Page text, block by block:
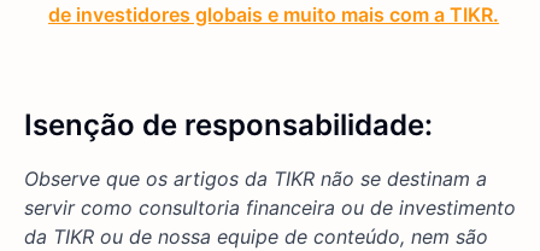
de investidores globais e muito mais com a TIKR.
Isenção de responsabilidade:
Observe que os artigos da TIKR não se destinam a
servir como consultoria financeira ou de investimento
da TIKR ou de nossa equipe de conteúdo, nem são